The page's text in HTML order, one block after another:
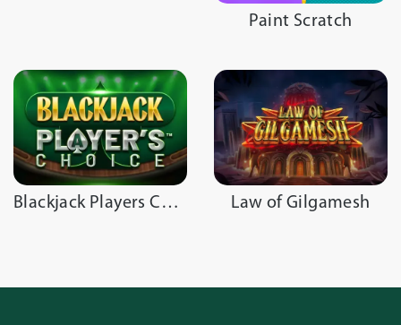
Paint Scratch
Blackjack Players Choice Law of Gilgamesh